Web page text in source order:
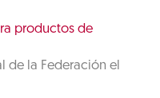
productos de
de la Federación el